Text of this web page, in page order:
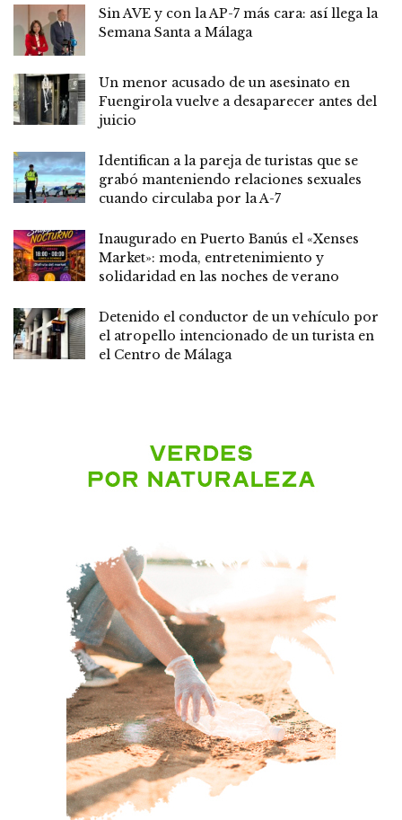
Sin AVE y con la AP-7 más cara: así llega la
Semana Santa a Málaga
Un menor acusado de un asesinato en
Fuengirola vuelve a desaparecer antes del
juicio
Identifican a la pareja de turistas que se
grabó manteniendo relaciones sexuales
cuando circulaba por la A-7
Inaugurado en Puerto Banús el «Xenses
Market»: moda, entretenimiento y
solidaridad en las noches de verano
Detenido el conductor de un vehículo por
el atropello intencionado de un turista en
el Centro de Málaga